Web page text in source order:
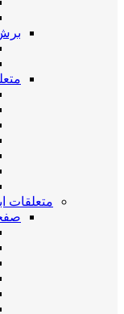
متعلقات